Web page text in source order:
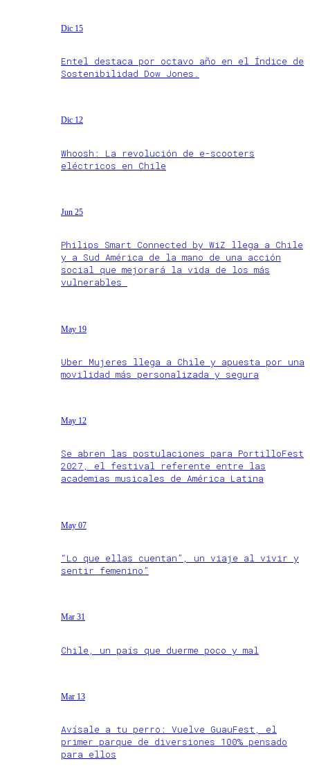
Dic 15
Entel destaca por octavo año en el Índice de
Sostenibilidad Dow Jones.
Dic 12
Whoosh: La revolución de e-scooters
eléctricos en Chile
Jun 25
Philips Smart Connected by WiZ llega a Chile
y a Sud América de la mano de una acción
social que mejorará la vida de los más
vulnerables
May 19
Uber Mujeres llega a Chile y apuesta por una
movilidad más personalizada y segura
May 12
Se abren las postulaciones para PortilloFest
2027, el festival referente entre las
academias musicales de América Latina
May 07
“Lo que ellas cuentan”, un viaje al vivir y
sentir femenino”
Mar 31
Chile, un país que duerme poco y mal
Mar 13
Avísale a tu perro: Vuelve GuauFest, el
primer parque de diversiones 100% pensado
para ellos